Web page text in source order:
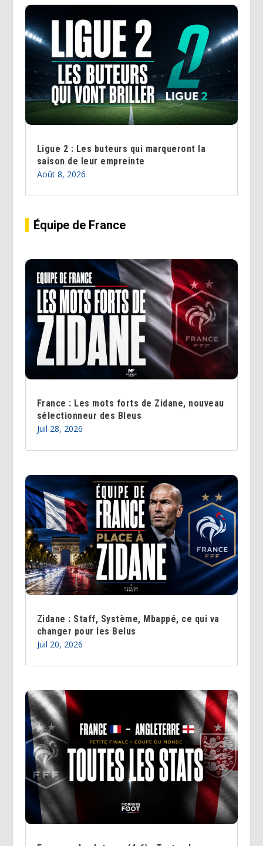
Ligue 2 : Les buteurs qui marqueront la
saison de leur empreinte
Août 8, 2026
Équipe de France
France : Les mots forts de Zidane, nouveau
sélectionneur des Bleus
Juil 28, 2026
Zidane : Staff, Système, Mbappé, ce qui va
changer pour les Belus
Juil 20, 2026